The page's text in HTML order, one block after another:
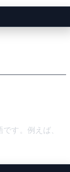
す。例えば、